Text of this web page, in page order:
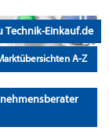
Technik-Einkauf.de
A-Z